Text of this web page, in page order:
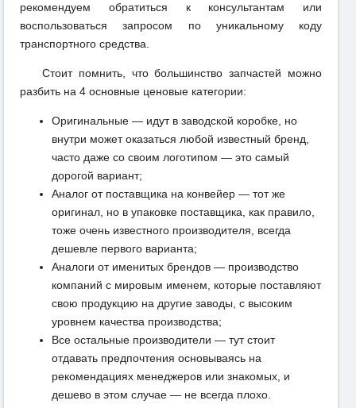
рекомендуем обратиться к консультантам или
воспользоваться запросом по уникальному коду
транспортного средства.
Стоит помнить, что большинство запчастей можно
разбить на 4 основные ценовые категории:
Оригинальные — идут в заводской коробке, но
внутри может оказаться любой известный бренд,
часто даже со своим логотипом — это самый
дорогой вариант;
Аналог от поставщика на конвейер — тот же
оригинал, но в упаковке поставщика, как правило,
тоже очень известного производителя, всегда
дешевле первого варианта;
Аналоги от именитых брендов — производство
компаний с мировым именем, которые поставляют
свою продукцию на другие заводы, с высоким
уровнем качества производства;
Все остальные производители — тут стоит
отдавать предпочтения основываясь на
рекомендациях менеджеров или знакомых, и
дешево в этом случае — не всегда плохо.